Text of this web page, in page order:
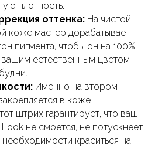
плотность.
оттенка: На чистой,
коже мастер дорабатывает
пигмента, чтобы он на 100%
естественным цветом
Именно на втором
в коже
штрих гарантирует, что ваш
не смоется, не потускнеет
необходимости краситься на